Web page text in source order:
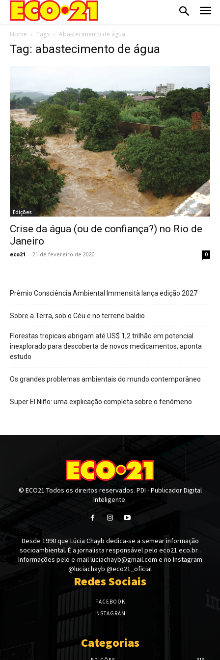
Home Tags Abastecimento de água
Tag: abastecimento de água
Edições
Crise da água (ou de confiança?) no Rio de
Janeiro
eco21 - 21 de fevereiro de 2020 0
Prêmio Consciência Ambiental Immensità lança edição 2027
Sobre a Terra, sob o Céu e no terreno baldio
Florestas tropicais abrigam até US$ 1,2 trilhão em potencial
inexplorado para descoberta de novos medicamentos, aponta
estudo
Os grandes problemas ambientais do mundo contemporâneo
Super El Niño: uma explicação completa sobre o fenômeno
© ECO21 Todos os direitos reservados. PDI - Publicador Digital
Inteligente.
Desde 1990 que Lúcia Chayb dedica-se a semear informação
socioambiental. É a jornalista responsável pelo eco21.eco.br .
Informações pelo e-mail luciachayb@gmail.com e no Instagram
@luciachayb @eco21_oficial
Redes Sociais
FACEBOOK
INSTAGRAM
Categorias